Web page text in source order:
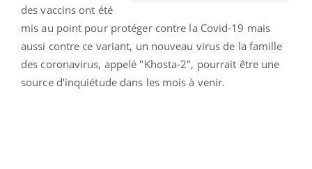
desvaccins ont été
mis au point pour protéger contre la Covid-19 mais
aussi contre ce variant, un nouveau virus de la famille
des coronavirus, appelé "Khosta-2", pourrait être une
source d’inquiétude dans les mois à venir.